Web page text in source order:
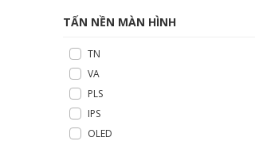
TẤN NỀN MÀN HÌNH
TN
VA
PLS
IPS
OLED